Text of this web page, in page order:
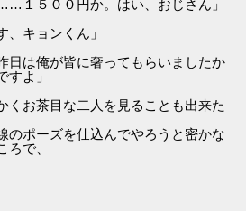
１５００円か。はい、おじさん」
、キョンくん」
日は俺が皆に奢ってもらいましたか
すよ」
お茶目な二人を見ることも出来た
ポーズを仕込んでやろうと密かな
ろで、